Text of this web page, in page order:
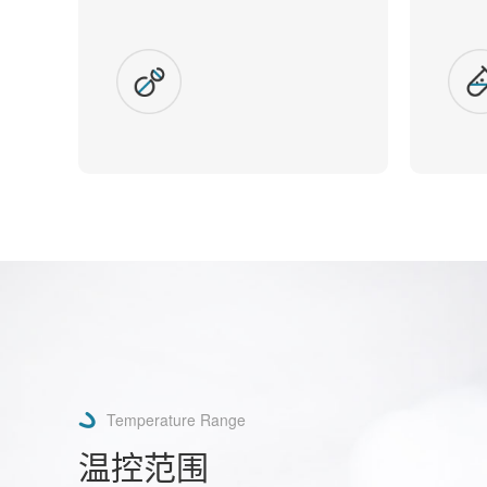
Temperature Range
温控范围